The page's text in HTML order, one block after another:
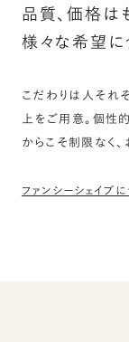
品質、価格は
様々な希望に
こだわりは人それ
上をご用意。個性
からこそ制限なく
ファンシーシェイプ